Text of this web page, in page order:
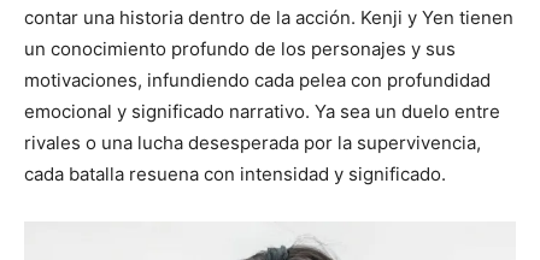
contar una historia dentro de la acción. Kenji y Yen tienen
un conocimiento profundo de los personajes y sus
motivaciones, infundiendo cada pelea con profundidad
emocional y significado narrativo. Ya sea un duelo entre
rivales o una lucha desesperada por la supervivencia,
cada batalla resuena con intensidad y significado.